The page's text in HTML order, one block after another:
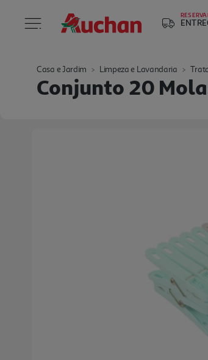
Casa e Jardim Limpeza e Lavandaria
Conjunto 20